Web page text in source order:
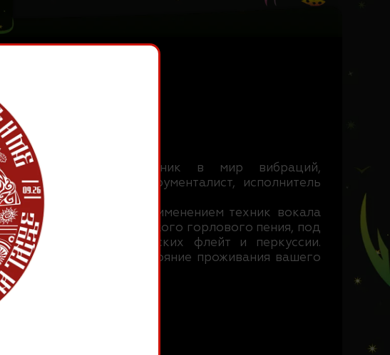
бытия, Проводник в мир вибраций,
вокалист, мультиинструменталист, исполнитель
голоса с применением техник вокала
в том числе шаманского горлового пения, под
варгана, этнических флейт и перкуссии.
и погружение в состояние проживания вашего